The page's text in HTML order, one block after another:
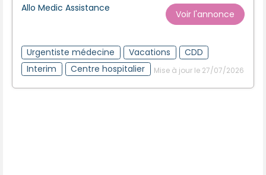
Allo Medic Assistance
Voir l'annonce
Urgentiste médecine Vacations
CDD
Interim
Centre hospitalier Mise à jour le 27/07/2026